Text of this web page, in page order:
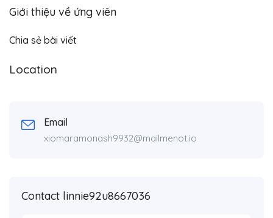
Giới thiệu về ứng viên
Chia sẻ bài viết
Location
Email
xiomaramonash9932@mailmenot.io
Contact linnie92u8667036